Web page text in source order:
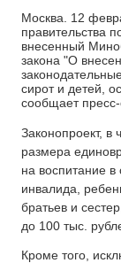
Москва. 12
правительства
внесенный
закона "О
сирот и детей,
сообщает пресс-
Законопроект, в
размера
на воспитание
инвалида,
братьев и
до 100 тыс.
Кроме того,